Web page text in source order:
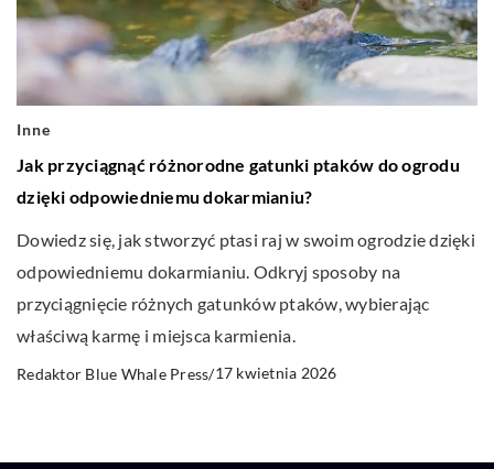
Inne
Jak przyciągnąć różnorodne gatunki ptaków do ogrodu
dzięki odpowiedniemu dokarmianiu?
Dowiedz się, jak stworzyć ptasi raj w swoim ogrodzie dzięki
odpowiedniemu dokarmianiu. Odkryj sposoby na
przyciągnięcie różnych gatunków ptaków, wybierając
właściwą karmę i miejsca karmienia.
Redaktor Blue Whale Press/17 kwietnia 2026